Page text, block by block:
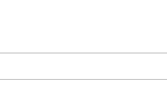
+ glazura
/ růžová